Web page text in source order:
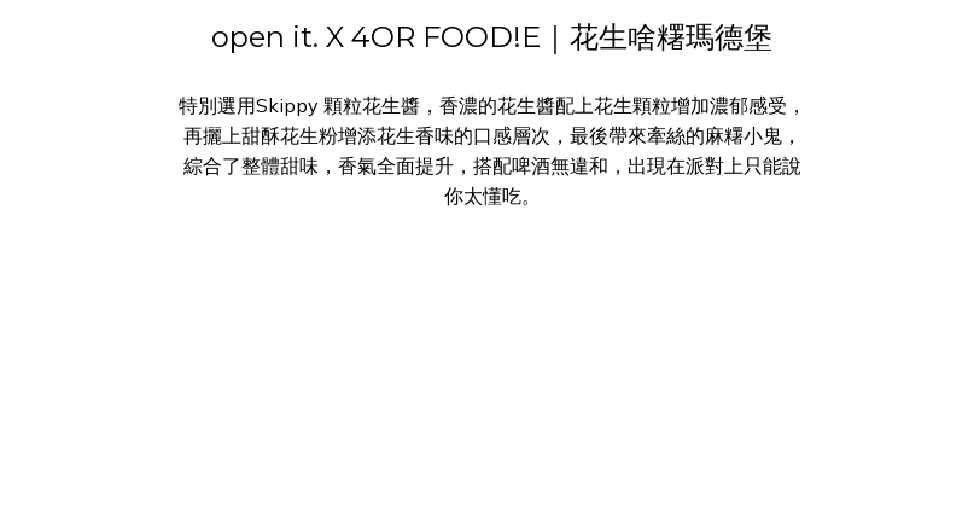
open it. X 4OR FOOD!E｜花生啥糬瑪德堡
特別選用Skippy 顆粒花生醬，香濃的花生醬配上花生顆粒增加濃郁感受，
再攦上甜酥花生粉增添花生香味的口感層次，最後帶來牽絲的麻糬小鬼，
綜合了整體甜味，香氣全面提升，搭配啤酒無違和，出現在派對上只能說
你太懂吃。